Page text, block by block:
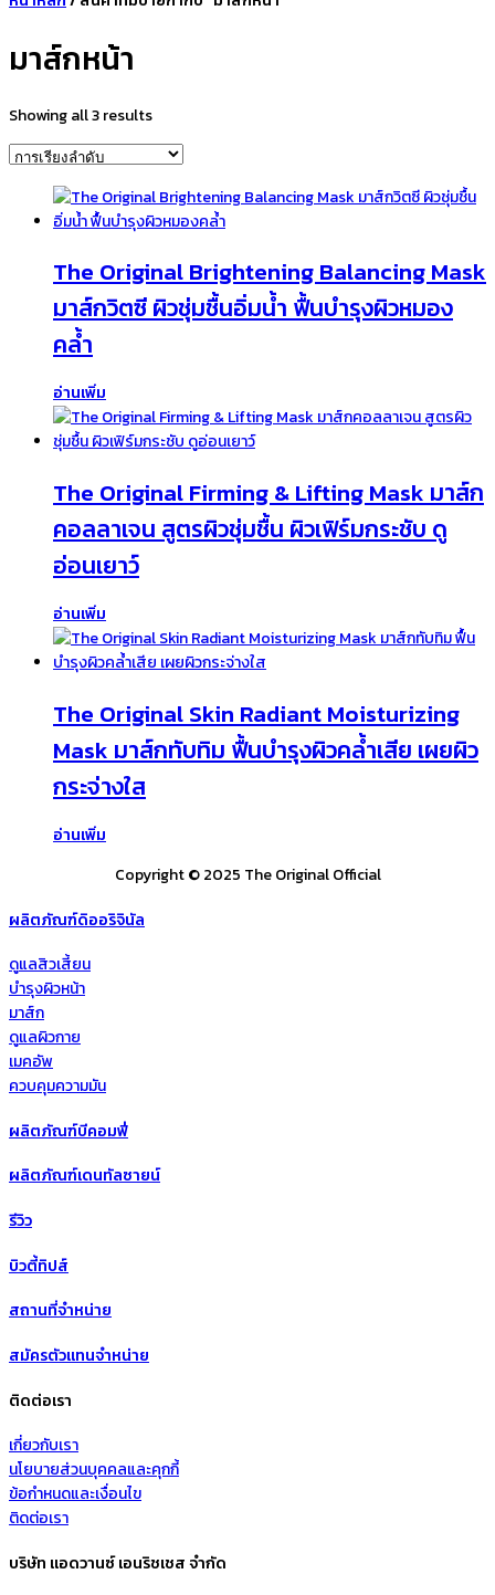
มาส์กหน้า
Showing all 3 results
The Original Brightening Balancing Mask
มาส์กวิตซี ผิวชุ่มชื้นอิ่มน้ำ ฟื้นบำรุงผิวหมอง
คล้ำ
อ่านเพิ่ม
The Original Firming & Lifting Mask มาส์ก
คอลลาเจน สูตรผิวชุ่มชื้น ผิวเฟิร์มกระชับ ดู
อ่อนเยาว์
อ่านเพิ่ม
The Original Skin Radiant Moisturizing
Mask มาส์กทับทิม ฟื้นบำรุงผิวคล้ำเสีย เผยผิว
กระจ่างใส
อ่านเพิ่ม
Copyright © 2025 The Original Official
ผลิตภัณฑ์ดิออริจินัล
ดูแลสิวเสี้ยน
บำรุงผิวหน้า
มาส์ก
ดูแลผิวกาย
เมคอัพ
ควบคุมความมัน
ผลิตภัณฑ์บีคอมฟี่
ผลิตภัณฑ์เดนทัลซายน์
รีวิว
บิวตี้ทิปส์
สถานที่จำหน่าย
สมัครตัวแทนจำหน่าย
ติดต่อเรา
เกี่ยวกับเรา
นโยบายส่วนบุคคลและคุกกี้
ข้อกำหนดและเงื่อนไข
ติดต่อเรา
บริษัท แอดวานซ์ เอนริชเชส จำกัด